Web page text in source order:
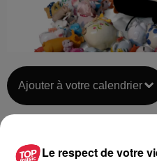
Ajouter à votre calendrier
Date
Le respect de votre